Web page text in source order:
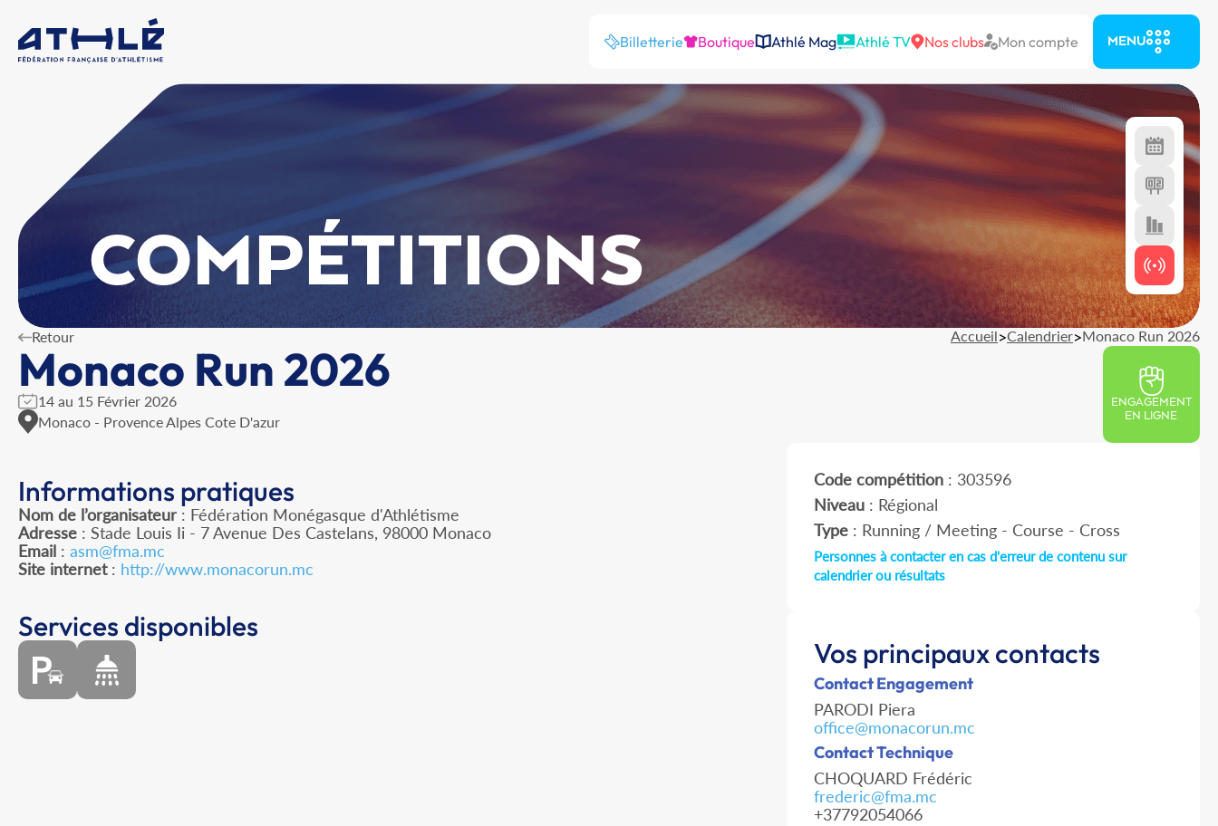
Billetterie Boutique Athlé Mag Athlé TV Nos clubs Mon compte MENU
COMPÉTITIONS
Retour Accueil>Calendrier>Monaco Run 2026
Monaco Run 2026
14 au 15 Février 2026
Monaco - Provence Alpes Cote D'azur
ENGAGEMENT
EN LIGNE
Informations pratiques
Nom de l’organisateur : Fédération Monégasque d'Athlétisme
Adresse : Stade Louis Ii - 7 Avenue Des Castelans, 98000 Monaco
Email : asm@fma.mc
Site internet: http://www.monacorun.mc
Code compétition: 303596
Niveau: Régional
Type: Running / Meeting - Course - Cross
Personnes à contacter en cas d'erreur de contenu sur
calendrier ou résultats
Services disponibles
Vos principaux contacts
Contact Engagement
PARODI Piera
office@monacorun.mc
Contact Technique
CHOQUARD Frédéric
frederic@fma.mc
+37792054066